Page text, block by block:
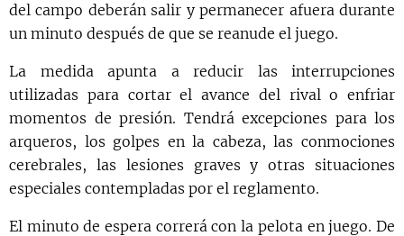
del campo deberán salir y permanecer afuera durante
un minuto después de que se reanude el juego.
La medida apunta a reducir las interrupciones
utilizadas para cortar el avance del rival o enfriar
momentos de presión. Tendrá excepciones para los
arqueros, los golpes en la cabeza, las conmociones
cerebrales, las lesiones graves y otras situaciones
especiales contempladas por el reglamento.
El minuto de espera correrá con la pelota en juego. De